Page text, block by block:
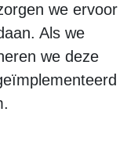
we ervoor
Als we
we deze